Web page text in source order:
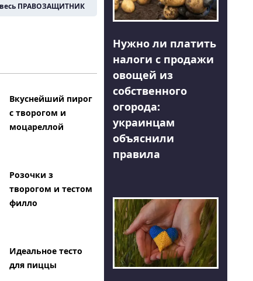
ПРАВОЗАЩИТНИК
Вкуснейший пирог
с творогом и
моцареллой
Розочки з
творогом и тестом
филло
Идеальное тесто
для пиццы
Нужно ли платить
налоги с продажи
овощей из
собственного
огорода:
украинцам
объяснили
правила